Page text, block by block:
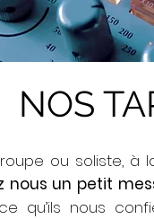
NOS
ou soliste,
nous un petit
qu’ils nous